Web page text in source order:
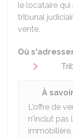
le locataire
tribunal
vente.
Où
À savoir
L'offre de
n'inclut pas
immobilière.